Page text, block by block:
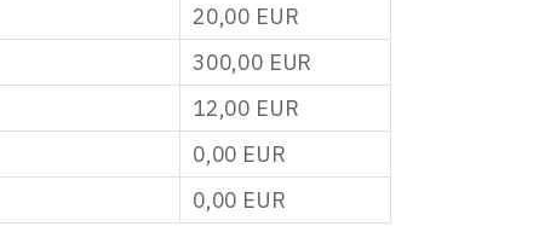
20,00 EUR
300,00 EUR
12,00 EUR
0,00 EUR
0,00 EUR